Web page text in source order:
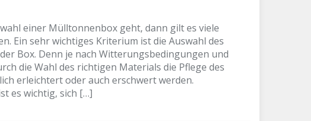
einer Mülltonnenbox geht, dann gilt es viele
Ein sehr wichtiges Kriterium ist die Auswahl des
Box. Denn je nach Witterungsbedingungen und
die Wahl des richtigen Materials die Pflege des
erleichtert oder auch erschwert werden.
es wichtig, sich […]